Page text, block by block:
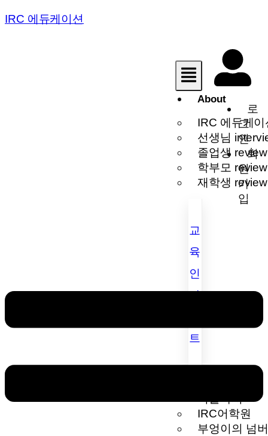
IRC 에듀케이션
About
IRC 에듀케이
선생님
졸업생 review
학부모 review
재학생 review
교
육
인
사
트
IRC어학원
부엉이의 넘
로
그
인
회
원
가
입